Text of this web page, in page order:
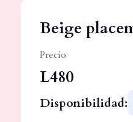
Beige
Precio
L480
Disponibilidad: